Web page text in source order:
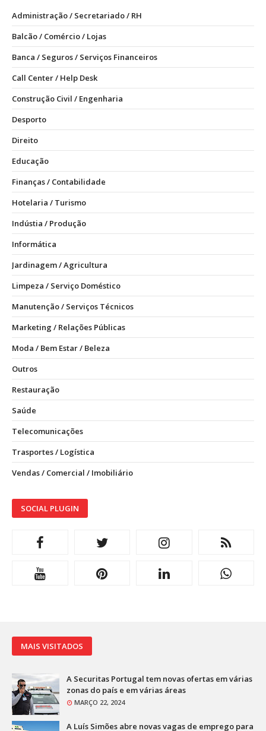
Administração / Secretariado / RH
Balcão / Comércio / Lojas
Banca / Seguros / Serviços Financeiros
Call Center / Help Desk
Construção Civil / Engenharia
Desporto
Direito
Educação
Finanças / Contabilidade
Hotelaria / Turismo
Indústia / Produção
Informática
Jardinagem / Agricultura
Limpeza / Serviço Doméstico
Manutenção / Serviços Técnicos
Marketing / Relações Públicas
Moda / Bem Estar / Beleza
Outros
Restauração
Saúde
Telecomunicações
Trasportes / Logística
Vendas / Comercial / Imobiliário
SOCIAL PLUGIN
MAIS VISITADOS
A Securitas Portugal tem novas ofertas em várias
zonas do país e em várias áreas
MARÇO 22, 2024
A Luís Simões abre novas vagas de emprego para